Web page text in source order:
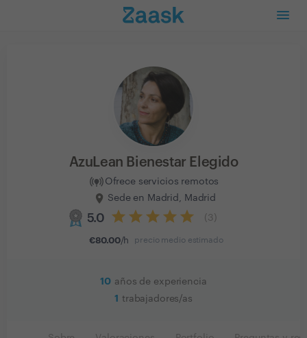
AzuLean Bienestar Elegido
Ofrece servicios remotos
Sede en Madrid, Madrid
5.0 3
€80.00/h precio medio estimado
10 años de experiencia
1 trabajadores/as